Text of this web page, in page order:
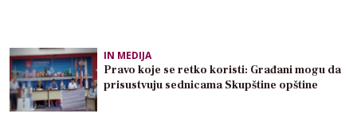
IN MEDIJA
Pravo koje se retko koristi: Građani mogu da
prisustvuju sednicama Skupštine opštine